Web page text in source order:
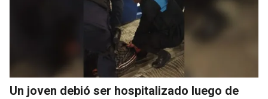
Un joven debió ser hospitalizado luego de